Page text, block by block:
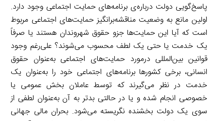
پاسخ‌گویی دولت درباره‌ی برنامه‌های حمایت اجتماعی وجود دارد.
اولین مانع به وضعیت مناقشه‌برانگیز حمایت‌های اجتماعی مربوط
است که آیا این حمایت‌ها جزو حقوق شهروندان هستند یا صرفاً
یک خدمت یا حتی یک لطف محسوب می‌شوند؟ علی‌رغم وجود
قوانین بین‌المللی درمورد حمایت‌های اجتماعی به‌عنوان حقوق
انسانی، برخی کشورها برنامه‌های اجتماعی خود را به‌عنوان یک
خدمت در نظر می‌گیرند که توسط عاملان بخش عمومی یا
خصوصی انجام شده و یا در حالتی بدتر به آن به‌عنوان لطفی از
سوی یک دولت بخشنده نگریسته می‌شود. بحران مالی جهانی